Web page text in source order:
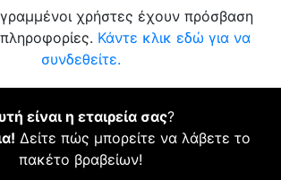
χρήστες έχουν πρόσβαση
Κάντε κλικ εδώ για να
συνδεθείτε.
είναι η εταιρεία σας?
Δείτε πώς μπορείτε να λάβετε το
πακέτο βραβείων!